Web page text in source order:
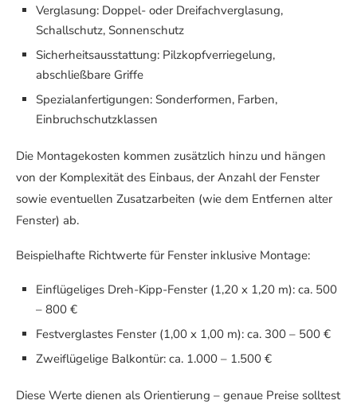
Verglasung: Doppel- oder Dreifachverglasung,
Schallschutz, Sonnenschutz
Sicherheitsausstattung: Pilzkopfverriegelung,
abschließbare Griffe
Spezialanfertigungen: Sonderformen, Farben,
Einbruchschutzklassen
Die Montagekosten kommen zusätzlich hinzu und hängen
von der Komplexität des Einbaus, der Anzahl der Fenster
sowie eventuellen Zusatzarbeiten (wie dem Entfernen alter
Fenster) ab.
Beispielhafte Richtwerte für Fenster inklusive Montage:
Einflügeliges Dreh-Kipp-Fenster (1,20 x 1,20 m): ca. 500
– 800 €
Festverglastes Fenster (1,00 x 1,00 m): ca. 300 – 500 €
Zweiflügelige Balkontür: ca. 1.000 – 1.500 €
Diese Werte dienen als Orientierung – genaue Preise solltest